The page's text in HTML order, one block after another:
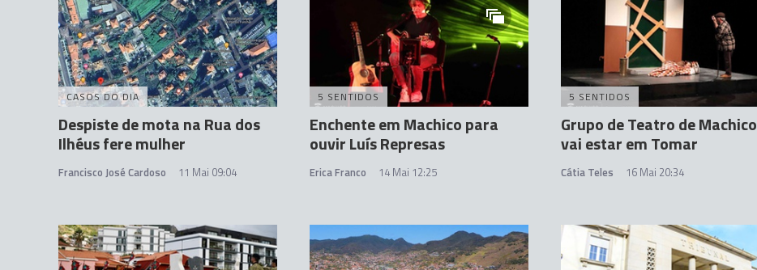
CASOS DO DIA
Despiste de mota na Rua dos
Ilhéus fere mulher
Francisco José Cardoso 11 Mai 09:04
5 SENTIDOS
Enchente em Machico para
ouvir Luís Represas
Erica Franco 14 Mai 12:25
5 SENTIDOS
Grupo de Teatro de Machico
vai estar em Tomar
Cátia Teles 16 Mai 20:34